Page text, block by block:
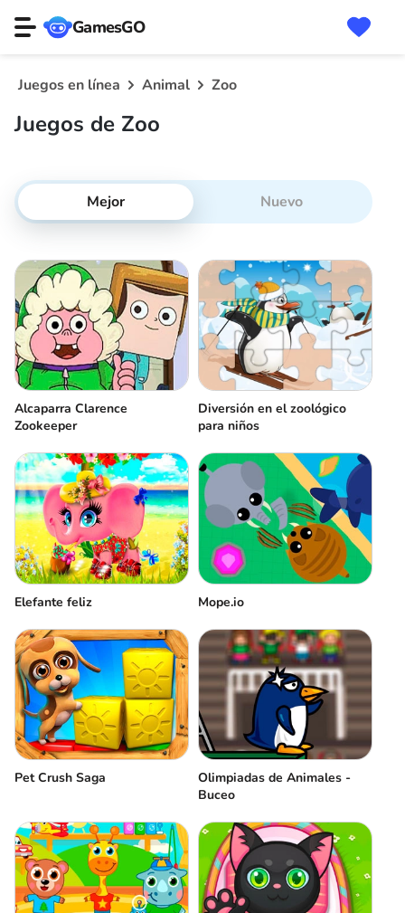
GamesGO
Juegos en línea Animal Zoo
Juegos de Zoo
Mejor Nuevo
Alcaparra Clarence
Zookeeper
Diversión en el zoológico
para niños
Elefante feliz Mope.io
Pet Crush Saga
Olimpiadas de Animales -
Buceo